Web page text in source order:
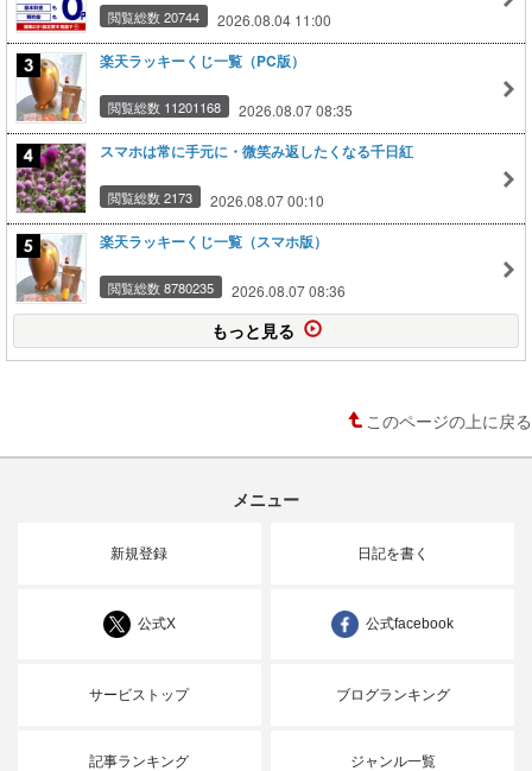
閲覧総数 20744 2026.08.04 11:00
楽天ラッキーくじ一覧（PC版）
閲覧総数 11201168 2026.08.07 08:35
スマホは常に手元に・微笑み返したくなる千日紅
閲覧総数 2173 2026.08.07 00:10
楽天ラッキーくじ一覧（スマホ版）
閲覧総数 8780235 2026.08.07 08:36
もっと見る
このページの上に戻る
メニュー
新規登録 日記を書く
公式X 公式facebook
サービストップ ブログランキング
記事ランキング ジャンル一覧